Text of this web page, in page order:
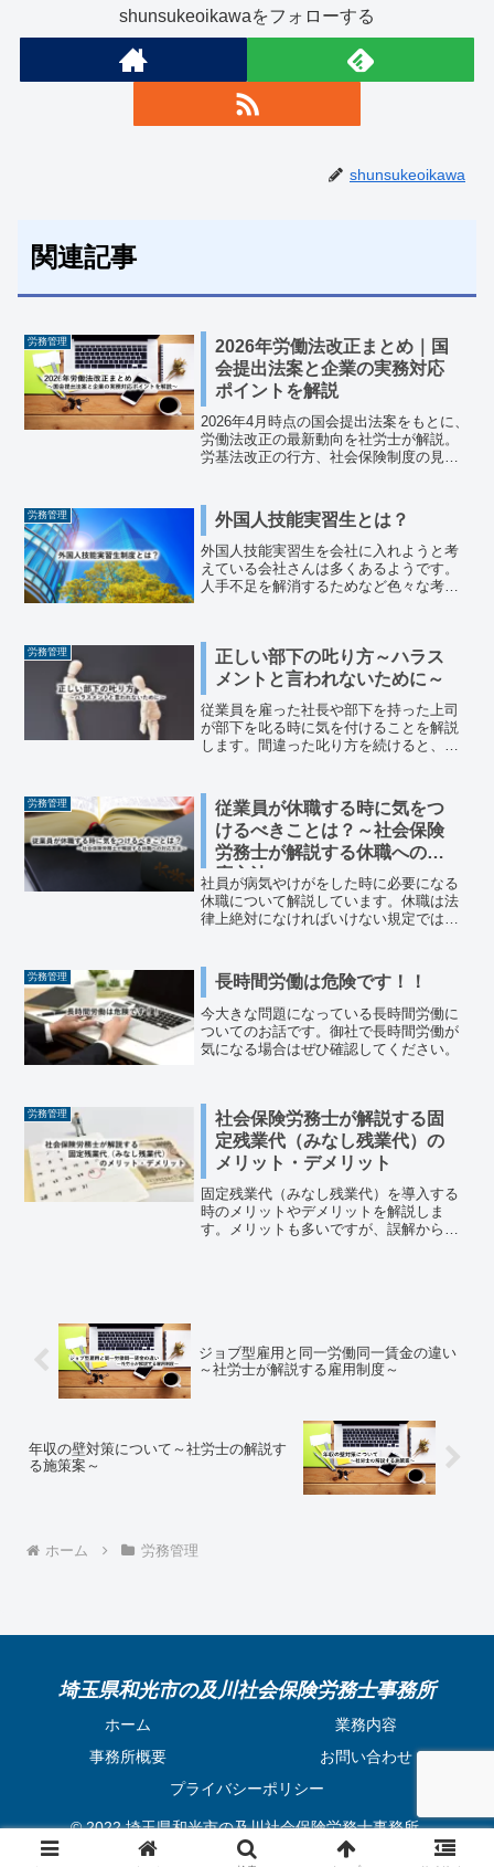
shunsukeoikawaをフォローする
shunsukeoikawa
関連記事
労務管理
2026年労働法改正まとめ｜国
会提出法案と企業の実務対応
ポイントを解説
2026年4月時点の国会提出法案をもとに、
労働法改正の最新動向を社労士が解説。
労基法改正の行方、社会保険制度の見直
理しています。
労務管理 外国人技能実習生とは？
外国人技能実習生を会社に入れようと考
えている会社さんは多くあるようです。
人手不足を解消するためなど色々な考え
りと制度を理解し、活用できるよう準備
しましょう。
労務管理
正しい部下の𠮟り方～ハラス
メントと言われないために～
従業員を雇った社長や部下を持った上司
が部下を叱る時に気を付けることを解説
します。間違った叱り方を続けると、ハ
まう危険性があります。どの様に叱るこ
とで、正しく社員や部下を導けるかを確
認してください。
労務管理
従業員が休職する時に気をつ
けるべきことは？～社会保険
労務士が解説する休職への対
応方法～
社員が病気やけがをした時に必要になる
休職について解説しています。休職は法
律上絶対になければいけない規定ではあ
りと準備をしもしもの時に備えましょ
う。
労務管理 長時間労働は危険です！！
今大きな問題になっている長時間労働に
ついてのお話です。御社で長時間労働が
気になる場合はぜひ確認してください。
労務管理
社会保険労務士が解説する固
定残業代（みなし残業代）の
メリット・デメリット
固定残業代（みなし残業代）を導入する
時のメリットやデメリットを解説しま
す。メリットも多いですが、誤解からト
ジョブ型雇用と同一労働同一賃金の違い
～社労士が解説する雇用制度～
年収の壁対策について～社労士の解説す
る施策案～
ホーム 労務管理
埼玉県和光市の及川社会保険労務士事務所
ホーム
業務内容
事務所概要
お問い合わせ
プライバシーポリシー
© 2022 埼玉県和光市の及川社会保険労務士事務所.